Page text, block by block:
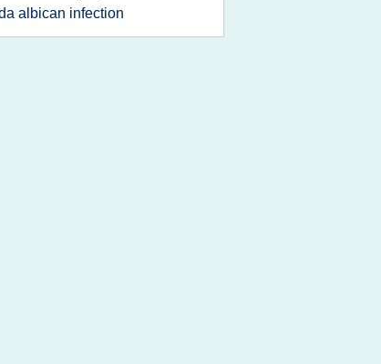
albican infection